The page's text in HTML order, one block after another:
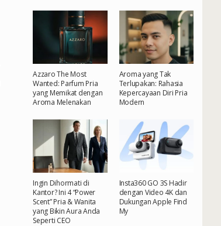
Azzaro The Most
Wanted: Parfum Pria
yang Memikat dengan
Aroma Melenakan
Aroma yang Tak
Terlupakan: Rahasia
Kepercayaan Diri Pria
Modern
Ingin Dihormati di
Kantor? Ini 4 “Power
Scent” Pria & Wanita
yang Bikin Aura Anda
Seperti CEO
Insta360 GO 3S Hadir
dengan Video 4K dan
Dukungan Apple Find
My